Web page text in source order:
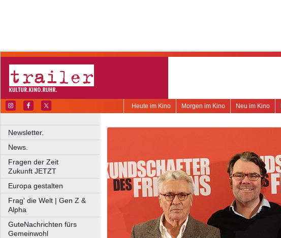
Neu im Kino
Morgen im Kino
Heute im Kino
Newsletter.
News.
Fragen der Zeit
Zukunft JETZT
Europa gestalten
Frag' die Welt | Gen Z &
Alpha
GuteNachrichten fürs
Gemeinwohl